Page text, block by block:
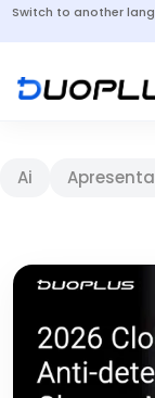
Switch to another
Ai